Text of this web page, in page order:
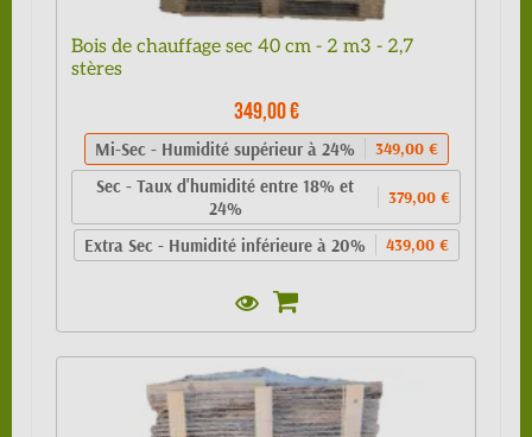
Bois de chauffage sec 40 cm - 2 m3 - 2,7
stères
349,00 €
Mi-Sec - Humidité supérieur à 24% 349,00 €
Sec - Taux d'humidité entre 18% et
24%
379,00 €
Extra Sec - Humidité inférieure à 20% 439,00 €